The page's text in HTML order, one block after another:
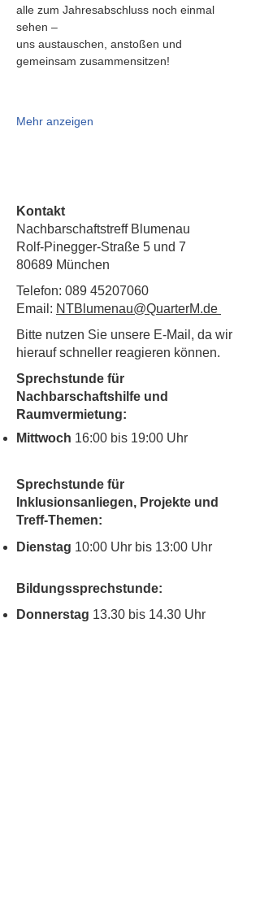
alle zum Jahresabschluss noch einmal
sehen –
uns austauschen, anstoßen und
gemeinsam zusammensitzen!
Mehr anzeigen
Kontakt
Nachbarschaftstreff Blumenau
Rolf-Pinegger-Straße 5 und 7
80689 München
Telefon: 089 45207060
Email: NTBlumenau@QuarterM.de
Bitte nutzen Sie unsere E-Mail, da wir
hierauf schneller reagieren können.
Sprechstunde für
Nachbarschaftshilfe und
Raumvermietung:
Mittwoch 16:00 bis 19:00 Uhr
Sprechstunde für
Inklusionsanliegen, Projekte und
Treff-Themen:
Dienstag 10:00 Uhr bis 13:00 Uhr
Bildungssprechstunde:
Donnerstag 13.30 bis 14.30 Uhr